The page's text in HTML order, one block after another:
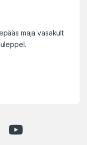
maja vasakult